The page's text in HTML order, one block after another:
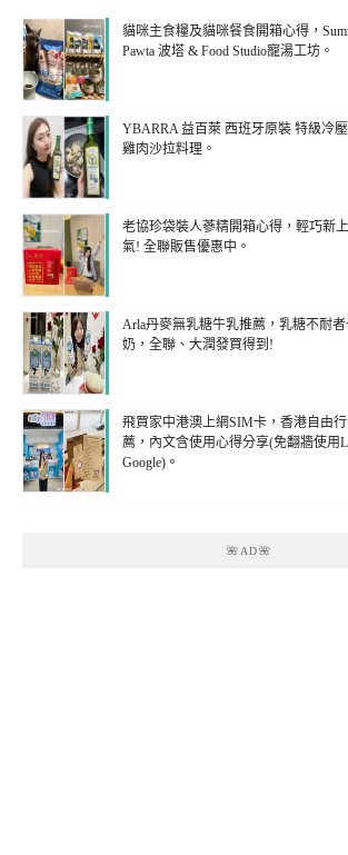
貓咪主食糧及貓咪餐食開箱心得，
Pawta 波塔 & Food Studio寵湯工坊。
YBARRA 益百萊 西班牙原裝 特級冷
雞肉沙拉料理。
老協珍袋裝人蔘精開箱心得，輕巧新
氣! 全聯販售優惠中。
Arla丹麥無乳糖牛乳推薦，乳糖不耐
奶，全聯、大潤發買得到!
飛買家中港澳上網SIM卡，香港自由
薦，內文含使用心得分享(免翻牆使用
Google)。
🌺AD🌺